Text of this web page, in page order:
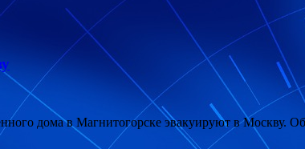
дома в Магнитогорске эвакуируют в Москву.